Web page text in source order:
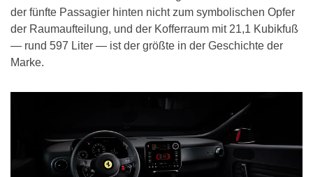
der fünfte Passagier hinten nicht zum symbolischen Opfer
der Raumaufteilung, und der Kofferraum mit 21,1 Kubikfuß
— rund 597 Liter — ist der größte in der Geschichte der
Marke.